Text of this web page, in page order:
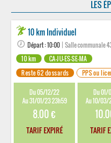
LES
10 km Individuel
Départ : 10:00 | Salle communale
10 km
CA-JU-ES-SE-MA
Reste 62 dossards
PPS ou
Du 05/12/22
Au 31/01/23 23h59
8.00 €
TARIF EXPIRÉ
Du
Au 10/03/
TARIF